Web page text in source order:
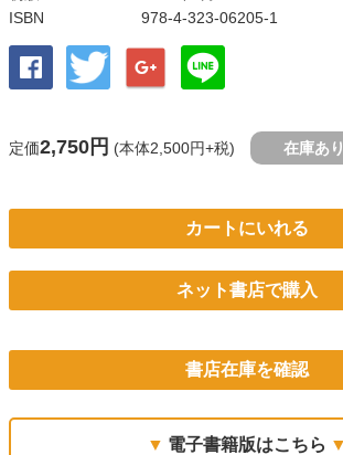
ISBN
978-4-323-06205-1
定価2,750円 (本体2,500円+税) 在庫あり
カートにいれる
ネット書店で購入
書店在庫を確認
電子書籍版はこちら